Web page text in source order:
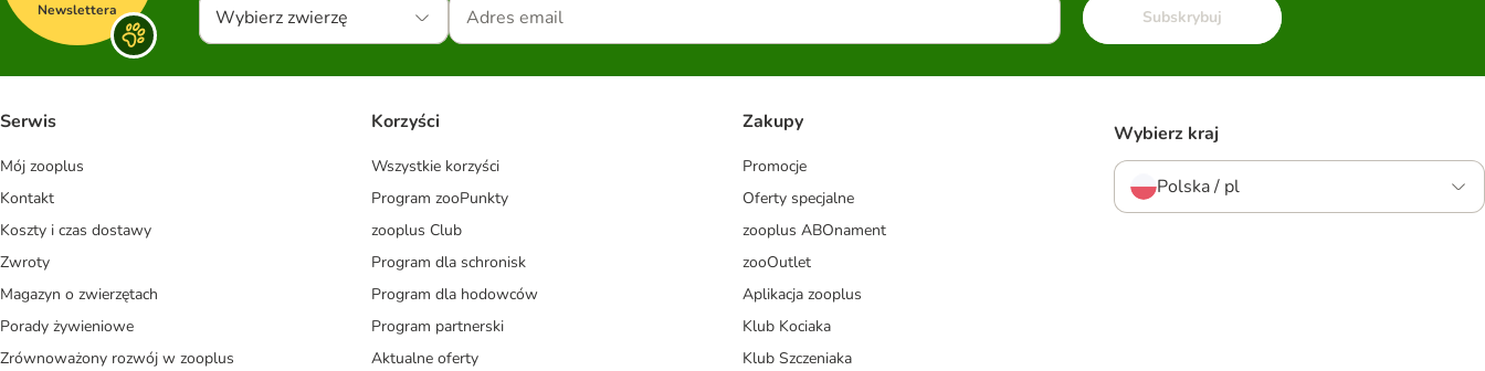
Newslettera
Wybierz zwierzę Subskrybuj
Serwis
Mój zooplus
Kontakt
Koszty i czas dostawy
Zwroty
Magazyn o zwierzętach
Porady żywieniowe
Zrównoważony rozwój w zooplus
Korzyści
Wszystkie korzyści
Program zooPunkty
zooplus Club
Program dla schronisk
Program dla hodowców
Program partnerski
Aktualne oferty
Zakupy
Promocje
Oferty specjalne
zooplus ABOnament
zooOutlet
Aplikacja zooplus
Klub Kociaka
Klub Szczeniaka
Wybierz kraj
Polska / pl